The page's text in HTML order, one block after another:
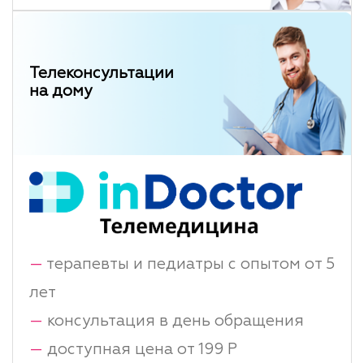
Телеконсультации
на дому
— терапевты и педиатры с опытом от 5
лет
— консультация в день обращения
— доступная цена от 199 Р